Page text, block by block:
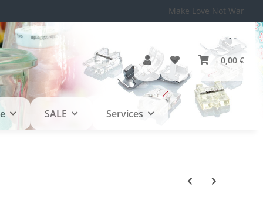
Make Love Not War
0,00 €
SALE Services